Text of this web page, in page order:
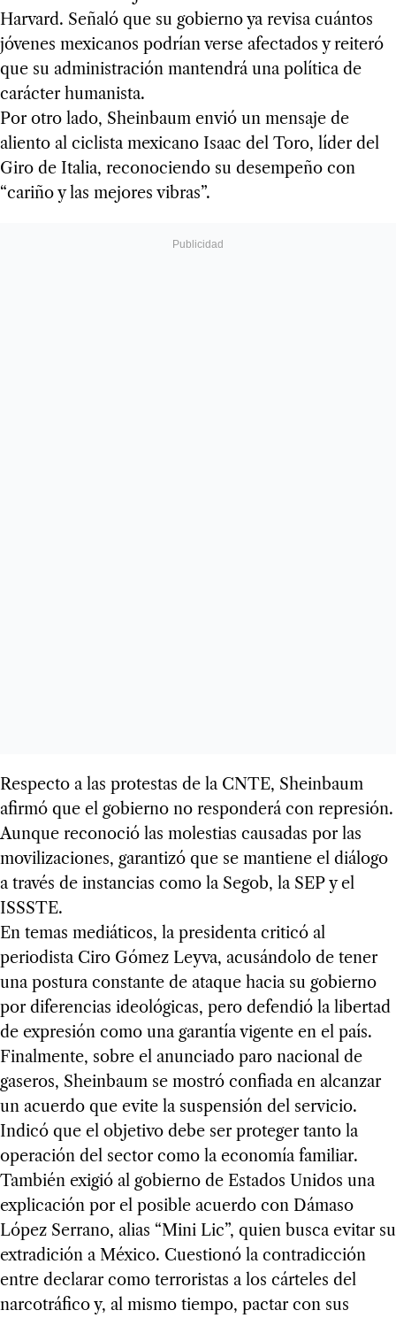
Harvard. Señaló que su gobierno ya revisa cuántos
jóvenes mexicanos podrían verse afectados y reiteró
que su administración mantendrá una política de
carácter humanista.
Por otro lado, Sheinbaum envió un mensaje de
aliento al ciclista mexicano Isaac del Toro, líder del
Giro de Italia, reconociendo su desempeño con
“cariño y las mejores vibras”.
Respecto a las protestas de la CNTE, Sheinbaum
afirmó que el gobierno no responderá con represión.
Aunque reconoció las molestias causadas por las
movilizaciones, garantizó que se mantiene el diálogo
a través de instancias como la Segob, la SEP y el
ISSSTE.
En temas mediáticos, la presidenta criticó al
periodista Ciro Gómez Leyva, acusándolo de tener
una postura constante de ataque hacia su gobierno
por diferencias ideológicas, pero defendió la libertad
de expresión como una garantía vigente en el país.
Finalmente, sobre el anunciado paro nacional de
gaseros, Sheinbaum se mostró confiada en alcanzar
un acuerdo que evite la suspensión del servicio.
Indicó que el objetivo debe ser proteger tanto la
operación del sector como la economía familiar.
También exigió al gobierno de Estados Unidos una
explicación por el posible acuerdo con Dámaso
López Serrano, alias “Mini Lic”, quien busca evitar su
extradición a México. Cuestionó la contradicción
entre declarar como terroristas a los cárteles del
narcotráfico y, al mismo tiempo, pactar con sus